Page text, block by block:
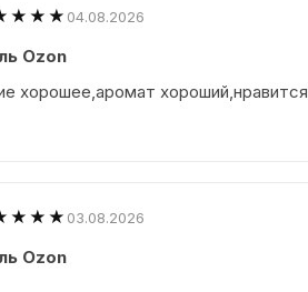
04.08.2026
Ozon
хорошее,аромат хороший,нравится
03.08.2026
Ozon